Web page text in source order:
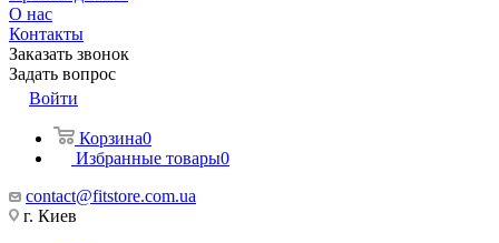
О нас
Контакты
Заказать звонок
Задать вопрос
Войти
Корзина0
Избранные товары0
contact@fitstore.com.ua
г. Киев